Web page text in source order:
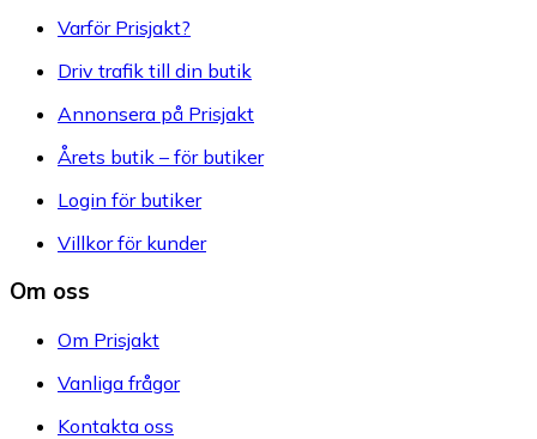
Varför Prisjakt?
Driv trafik till din butik
Annonsera på Prisjakt
Årets butik – för butiker
Login för butiker
Villkor för kunder
Om oss
Om Prisjakt
Vanliga frågor
Kontakta oss